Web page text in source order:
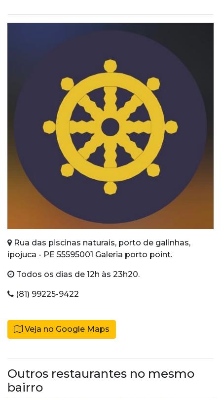
Rua das piscinas naturais, porto de galinhas,
ipojuca - PE 55595001 Galeria porto point.
Todos os dias de 12h às 23h20.
(81) 99225-9422
Veja no Google Maps
Outros restaurantes no mesmo
bairro